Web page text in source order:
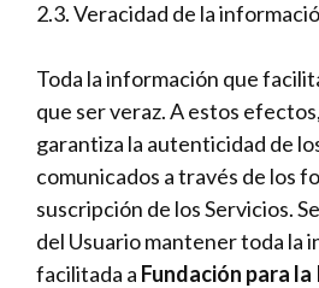
2.3. Veracidad de la
Toda la información que
que ser veraz. A estos
garantiza la autenticidad de
comunicados a través de los
suscripción de los Servicios.
del Usuario mantener toda la
facilitada a Fundación para